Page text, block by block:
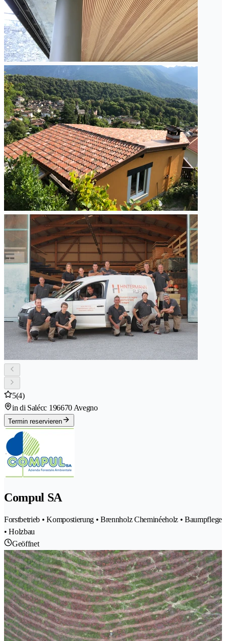
5(4)
in di Salécc 196670 Avegno
Termin reservieren
Compul SA
Forstbetrieb • Kompostierung • Brennholz Cheminéeholz • Baumpflege
• Holzbau
Geöffnet